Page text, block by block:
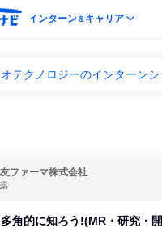
インターン＆キャリア
ファーマ株式会社
角的に知ろう!(MR・研究・開